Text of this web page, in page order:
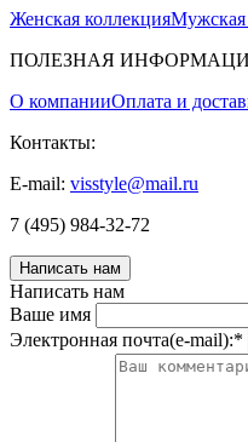
Женская коллекцияМужская
ПОЛЕЗНАЯ
О компанииОплата и
Контакты:
E-mail: visstyle@mail.ru
7 (495) 984-32-72
Написать нам
Написать нам
Ваше имя
Электронная почта(e-mail):*